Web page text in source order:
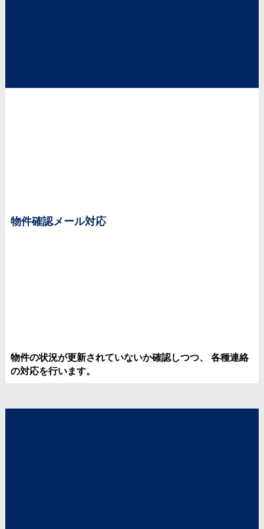
物件確認メール対応
物件の状況が更新されていないか確認しつつ、 各種連絡
の対応を行います。